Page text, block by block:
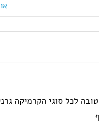
לכל סוגי הקרמיקה